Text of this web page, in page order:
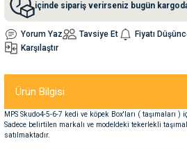
Su Kabları
içinde sipariş verirseniz bugün
Yorum Yaz Tavsiye Et Fiyatı
Karşılaştır
Ürün Bilgisi
MPS Skudo4-5-6-7 kedi ve köpek Box'ları ( taşımaları
Sadece belirtilen markalı ve modeldeki tekerlekli
satılmaktadır.